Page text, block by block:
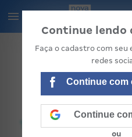
Continue lendo
Faça o cadastro com seu
redes
Continue com
Continue
ou